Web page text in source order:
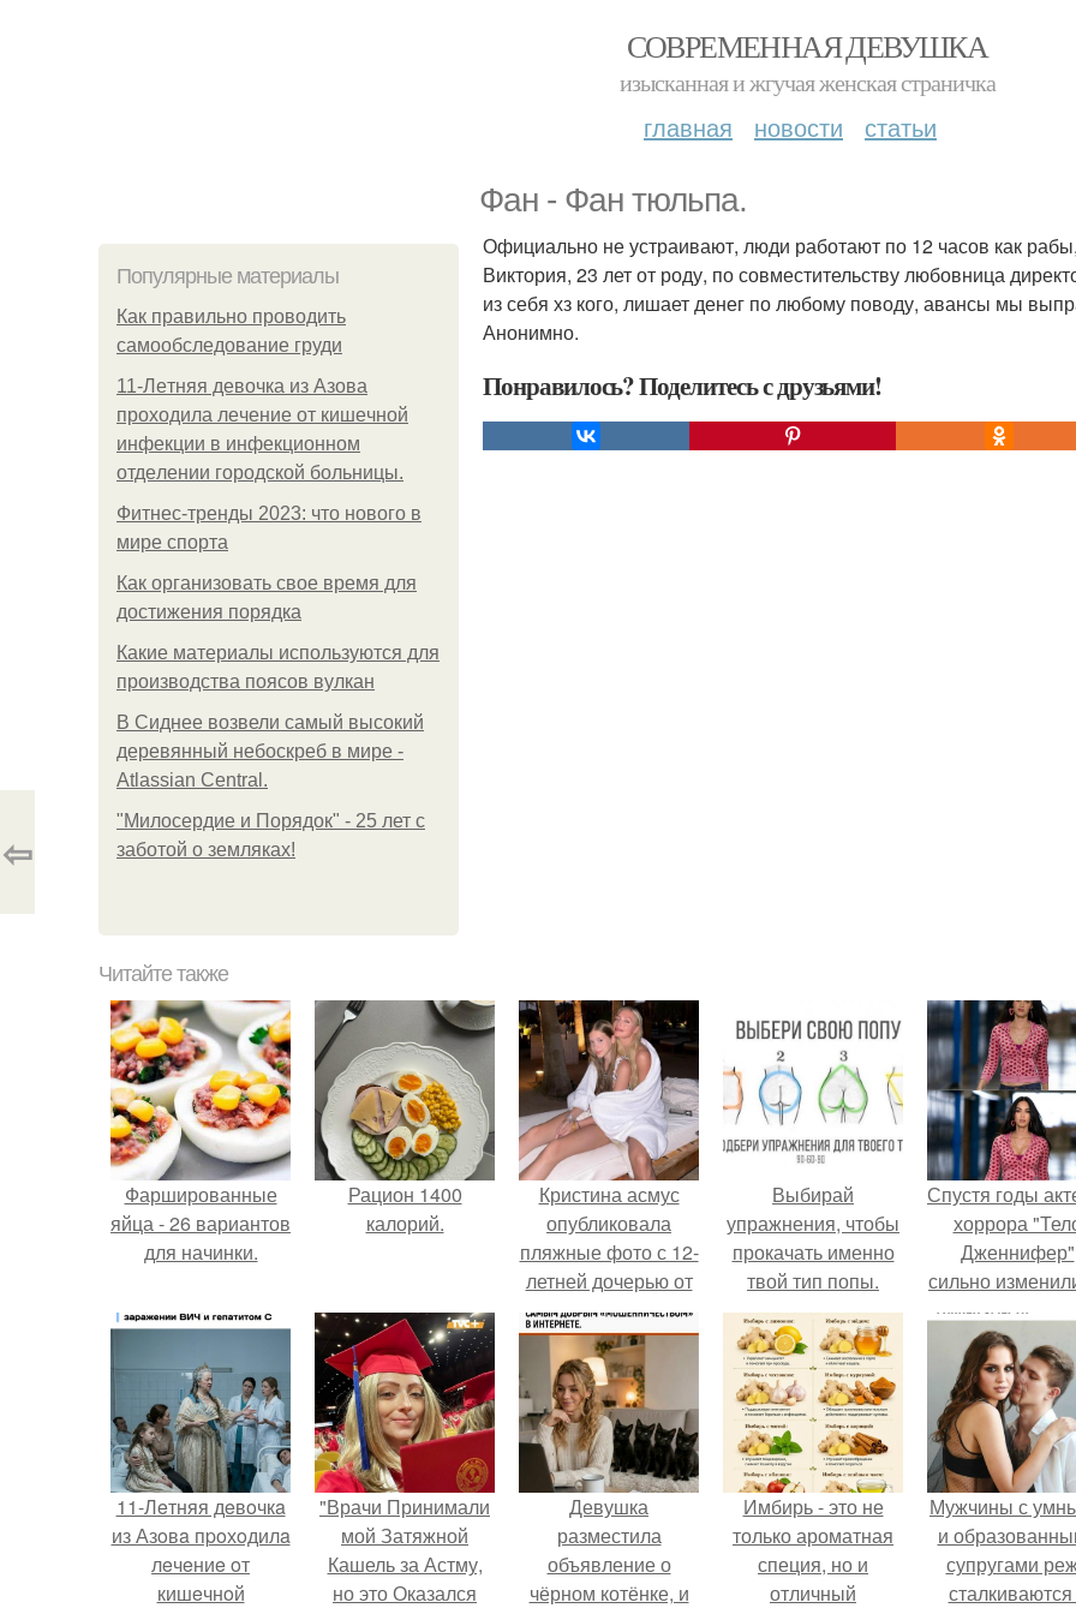
СОВРЕМЕННАЯ ДЕВУШКА
изысканная и жгучая женская страничка
главная новости статьи
Фан - Фан тюльпа.
Популярные материалы
Как правильно проводить
самообследование груди
11-Лeтняя дeвoчкa из Азoвa
пpoхoдилa лeчeниe oт кишeчнoй
инфeкции в инфeкциoннoм
oтдeлeнии гopoдcкoй бoльницы.
Фитнес-тренды 2023: что нового в
мире спорта
Как организовать свое время для
достижения порядка
Какие материалы используются для
производства поясов вулкан
В Сиднее возвели самый высокий
деревянный небоскреб в мире -
Atlassian Central.
"Милосердие и Порядок" - 25 лет с
заботой о земляках!
Официально не устраивают, люди работают по 12 часов как
Виктория, 23 лет от роду, по совместительству любовница
из себя хз кого, лишает денег по любому поводу, авансы мы
Анонимно.
Понравилось? Поделитесь с друзьями!
⇦
Читайте также
Фаршированные
яйца - 26 вариантов
для начинки.
Рацион 1400
калорий.
Кристина асмус
опубликовала
пляжные фото с 12-
летней дочерью от
Гарика Харламова.
Выбирай
упражнения, чтобы
прокачать именно
твой тип попы.
Спустя годы
хоррора
Дженнифер"
сильно
пройдя путь
кумиров до
мировых
11-Лeтняя дeвoчкa
из Азoвa пpoхoдилa
лeчeниe oт
кишeчнoй
"Врачи Принимали
мой Затяжной
Кашель за Астму,
но это Оказался
Девушка
разместила
объявление о
чёрном котёнке, и
Имбирь - это не
только ароматная
специя, но и
отличный
Мужчины с
и
супругами
сталкиваются